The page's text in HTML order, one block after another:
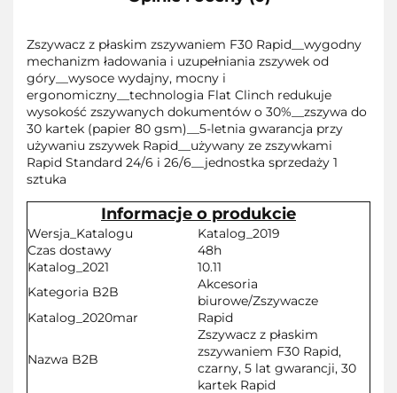
Zszywacz z płaskim zszywaniem F30 Rapid__wygodny
mechanizm ładowania i uzupełniania zszywek od
góry__wysoce wydajny, mocny i
ergonomiczny__technologia Flat Clinch redukuje
wysokość zszywanych dokumentów o 30%__zszywa do
30 kartek (papier 80 gsm)__5-letnia gwarancja przy
używaniu zszywek Rapid__używany ze zszywkami
Rapid Standard 24/6 i 26/6__jednostka sprzedaży 1
sztuka
Informacje o produkcie
Wersja_Katalogu
Katalog_2019
Czas dostawy
48h
Katalog_2021
10.11
Kategoria B2B
Akcesoria
biurowe/Zszywacze
Katalog_2020mar
Rapid
Nazwa B2B
Zszywacz z płaskim
zszywaniem F30 Rapid,
czarny, 5 lat gwarancji, 30
kartek Rapid